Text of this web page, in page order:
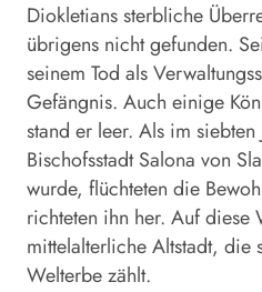
Diokletians sterbliche
übrigens nicht gefunden.
seinem Tod als
Gefängnis. Auch einige
stand er leer. Als im
Bischofsstadt Salona von
wurde, flüchteten die
richteten ihn her. Auf diese
mittelalterliche Altstadt, die
Welterbe zählt.